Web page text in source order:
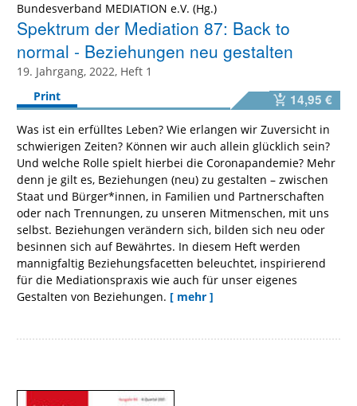
Bundesverband MEDIATION e.V.
Spektrum der Mediation 87: Back to
normal - Beziehungen neu gestalten
19. Jahrgang, 2022, Heft 1
Print
14,95 €
Was ist ein erfülltes Leben? Wie erlangen wir Zuversicht in
schwierigen Zeiten? Können wir auch allein glücklich sein?
Und welche Rolle spielt hierbei die Coronapandemie? Mehr
denn je gilt es, Beziehungen (neu) zu gestalten – zwischen
Staat und Bürger*innen, in Familien und Partnerschaften
oder nach Trennungen, zu unseren Mitmenschen, mit uns
selbst. Beziehungen verändern sich, bilden sich neu oder
besinnen sich auf Bewährtes. In diesem Heft werden
mannigfaltig Beziehungsfacetten beleuchtet, inspirierend
für die Mediationspraxis wie auch für unser eigenes
Gestalten von Beziehungen. [ mehr ]